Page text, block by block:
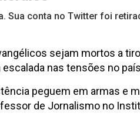
Sua conta no Twitter foi
sejam mortos a
nas tensões no
peguem em armas e
de Jornalismo no